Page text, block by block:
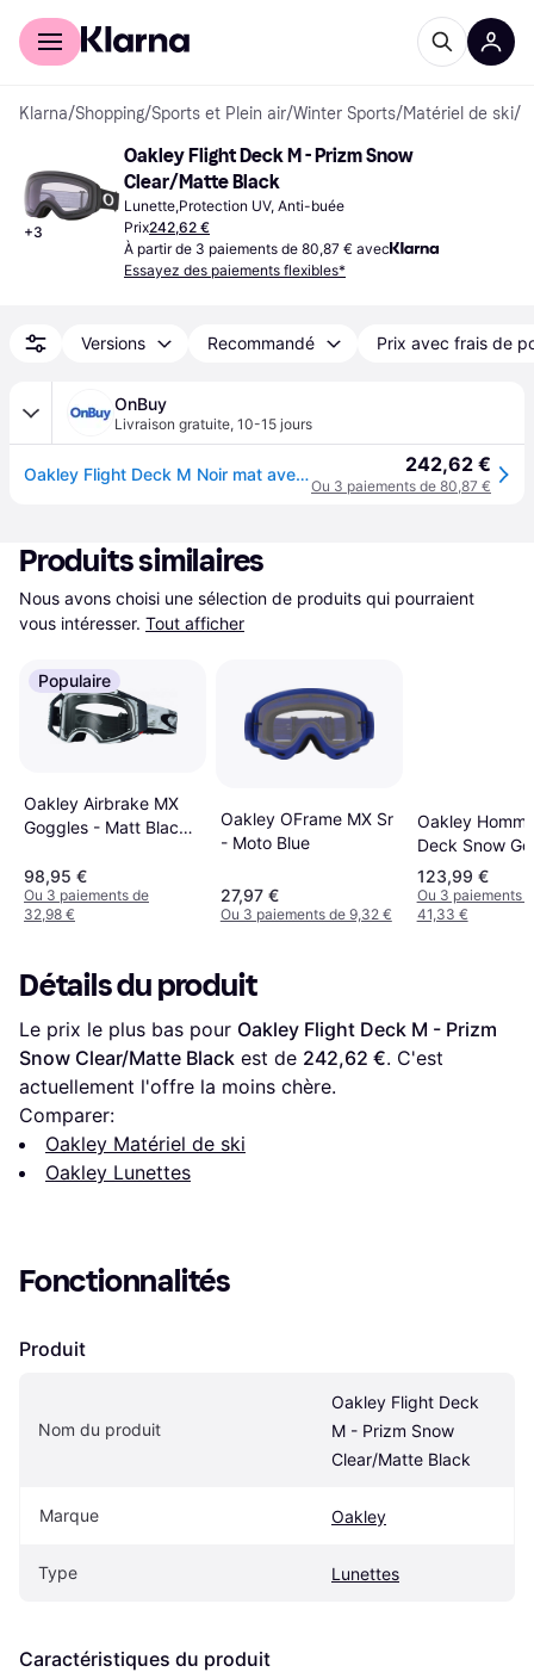
Acheter avec Klarna
Klarna/Shopping/Sports et Plein air/Winter Sports/Matériel de ski/
+3
Oakley Flight Deck M - Prizm Snow
Clear/Matte Black
Lunette,Protection UV, Anti-buée
Prix242,62 €
À partir de 3 paiements de 80,87 € avec
Essayez des paiements flexibles*
Versions Recommandé Prix avec frais de
OnBuy
Livraison gratuite, 10-15 jours
Oakley Flight Deck M Noir mat avec PRIZM Snow Clear 242,62 €
Ou 3 paiements de 80,87 €
Produits similaires
Nous avons choisi une sélection de produits qui pourraient
vous intéresser. Tout afficher
Populaire
Oakley Airbrake MX
Goggles - Matt Black
Lens
98,95 €
Ou 3 paiements de
32,98 €
Oakley OFrame MX Sr
- Moto Blue
27,97 €
Ou 3 paiements de 9,32 €
Oakley
Deck Snow
123,99 €
Ou 3 paiements
41,33 €
Détails du produit
Le prix le plus bas pour Oakley Flight Deck M - Prizm
Snow Clear/Matte Black est de 242,62 €. C'est
actuellement l'offre la moins chère.
Comparer:
Oakley Matériel de ski
Oakley Lunettes
Fonctionnalités
Produit
Nom du produit
Oakley Flight Deck
M - Prizm Snow
Clear/Matte Black
Marque Oakley
Type Lunettes
Caractéristiques du produit